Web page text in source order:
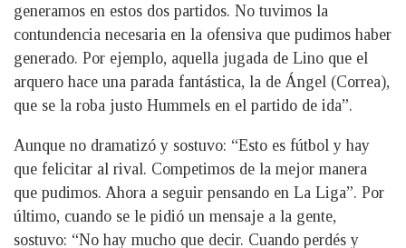
generamos en estos dos partidos. No tuvimos la
contundencia necesaria en la ofensiva que pudimos haber
generado. Por ejemplo, aquella jugada de Lino que el
arquero hace una parada fantástica, la de Ángel (Correa),
que se la roba justo Hummels en el partido de ida”.
Aunque no dramatizó y sostuvo: “Esto es fútbol y hay
que felicitar al rival. Competimos de la mejor manera
que pudimos. Ahora a seguir pensando en La Liga”. Por
último, cuando se le pidió un mensaje a la gente,
sostuvo: “No hay mucho que decir. Cuando perdés y